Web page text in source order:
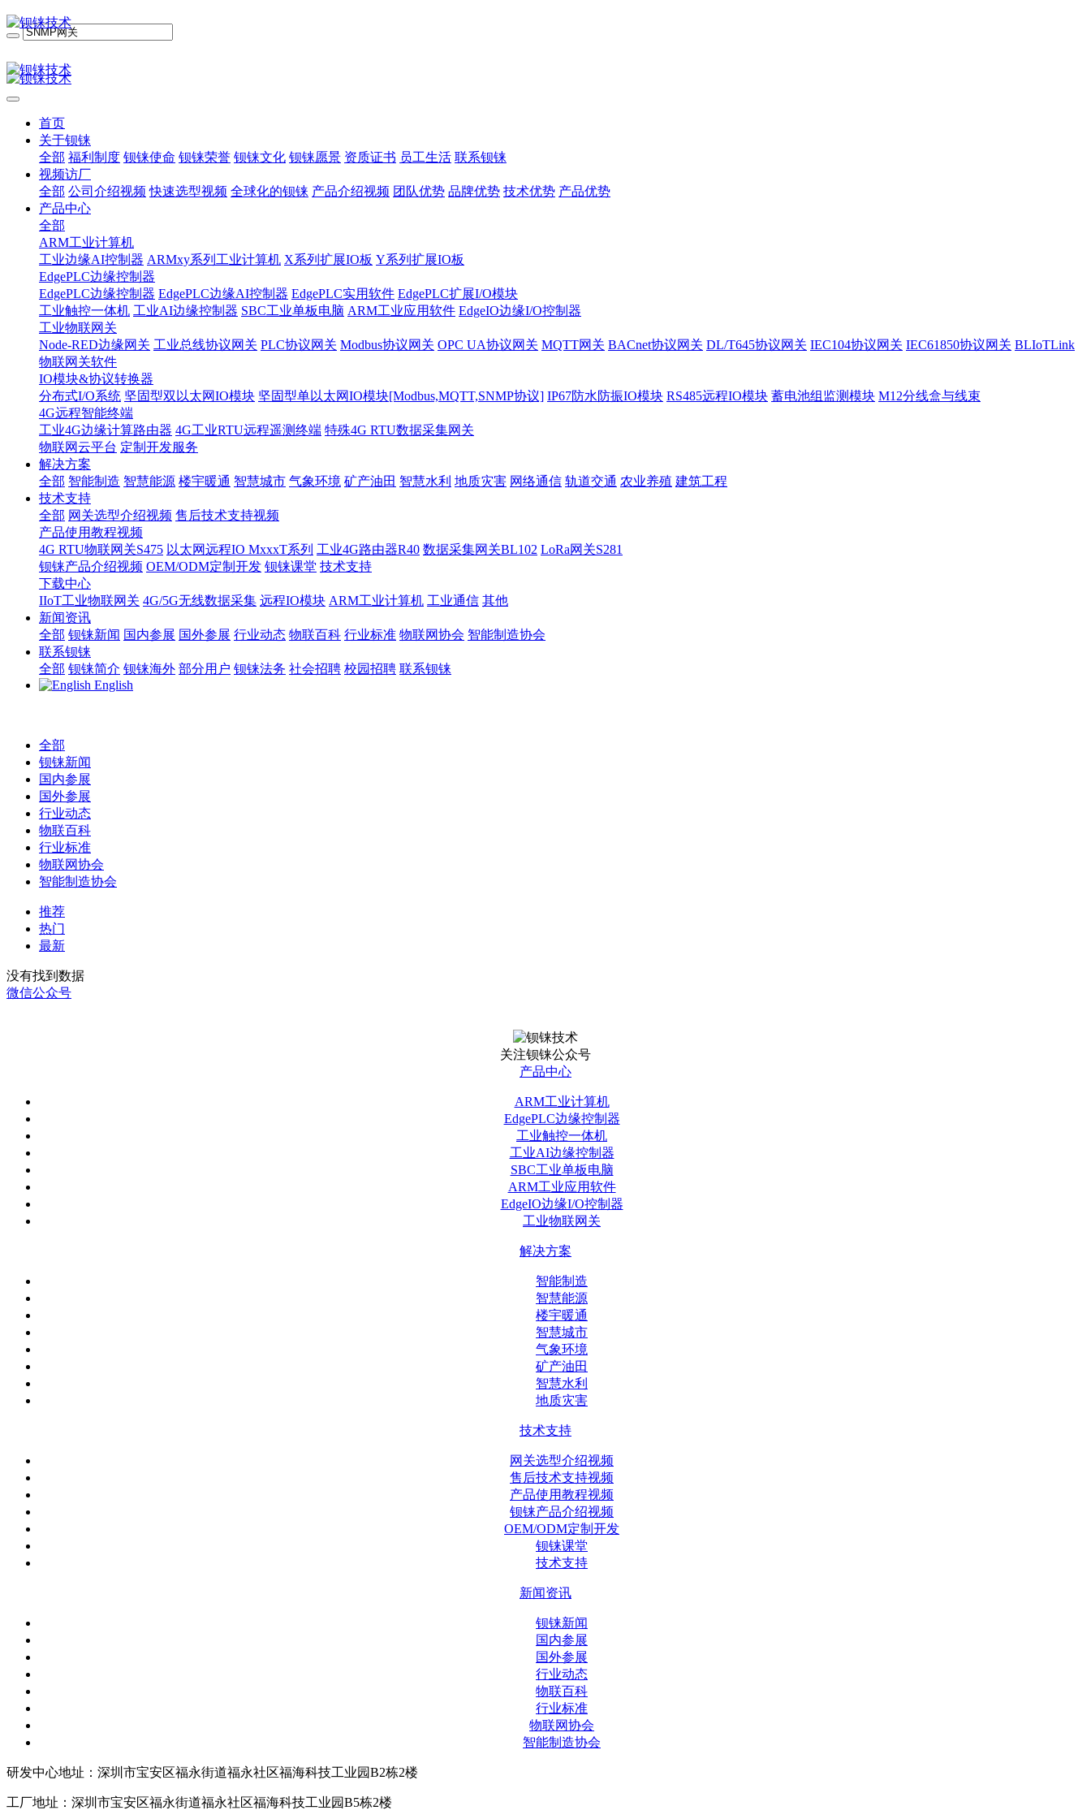
首页
关于钡铼
全部 福利制度 钡铼使命 钡铼荣誉 钡铼文化 钡铼愿景 资质证书 员工生活 联系钡铼
视频访厂
全部 公司介绍视频 快速选型视频 全球化的钡铼 产品介绍视频 团队优势 品牌优势 技术优势 产品优势
产品中心
全部
ARM工业计算机
工业边缘AI控制器 ARMxy系列工业计算机 X系列扩展IO板 Y系列扩展IO板
EdgePLC边缘控制器
EdgePLC边缘控制器 EdgePLC边缘AI控制器 EdgePLC实用软件 EdgePLC扩展I/O模块
工业触控一体机 工业AI边缘控制器 SBC工业单板电脑 ARM工业应用软件 EdgeIO边缘I/O控制器
工业物联网关
Node-RED边缘网关 工业总线协议网关 PLC协议网关 Modbus协议网关 OPC UA协议网关 MQTT网关 BACnet协议网关 DL/T645协议网关 IEC104协议网关 IEC61850协议网关 BLIoTLink
物联网关软件
IO模块&协议转换器
分布式I/O系统 坚固型双以太网IO模块 坚固型单以太网IO模块[Modbus,MQTT,SNMP协议] IP67防水防振IO模块 RS485远程IO模块 蓄电池组监测模块 M12分线盒与线束
4G远程智能终端
工业4G边缘计算路由器 4G工业RTU远程遥测终端 特殊4G RTU数据采集网关
物联网云平台 定制开发服务
解决方案
全部 智能制造 智慧能源 楼宇暖通 智慧城市 气象环境 矿产油田 智慧水利 地质灾害 网络通信 轨道交通 农业养殖 建筑工程
技术支持
全部 网关选型介绍视频 售后技术支持视频
产品使用教程视频
4G RTU物联网关S475 以太网远程IO MxxxT系列 工业4G路由器R40 数据采集网关BL102 LoRa网关S281
钡铼产品介绍视频 OEM/ODM定制开发 钡铼课堂 技术支持
下载中心
IIoT工业物联网关 4G/5G无线数据采集 远程IO模块 ARM工业计算机 工业通信 其他
新闻资讯
全部 钡铼新闻 国内参展 国外参展 行业动态 物联百科 行业标准 物联网协会 智能制造协会
联系钡铼
全部 钡铼简介 钡铼海外 部分用户 钡铼法务 社会招聘 校园招聘 联系钡铼
English
全部
钡铼新闻
国内参展
国外参展
行业动态
物联百科
行业标准
物联网协会
智能制造协会
推荐
热门
最新
没有找到数据
微信公众号
关注钡铼公众号
产品中心
ARM工业计算机
EdgePLC边缘控制器
工业触控一体机
工业AI边缘控制器
SBC工业单板电脑
ARM工业应用软件
EdgeIO边缘I/O控制器
工业物联网关
解决方案
智能制造
智慧能源
楼宇暖通
智慧城市
气象环境
矿产油田
智慧水利
地质灾害
技术支持
网关选型介绍视频
售后技术支持视频
产品使用教程视频
钡铼产品介绍视频
OEM/ODM定制开发
钡铼课堂
技术支持
新闻资讯
钡铼新闻
国内参展
国外参展
行业动态
物联百科
行业标准
物联网协会
智能制造协会
研发中心地址：深圳市宝安区福永街道福永社区福海科技工业园B2栋2楼
工厂地址：深圳市宝安区福永街道福永社区福海科技工业园B5栋2楼